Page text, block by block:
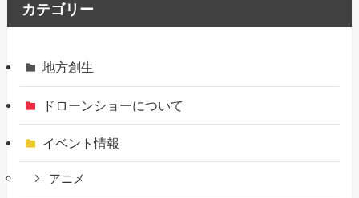
カテゴリー
地方創生
ドローンショーについて
イベント情報
アニメ